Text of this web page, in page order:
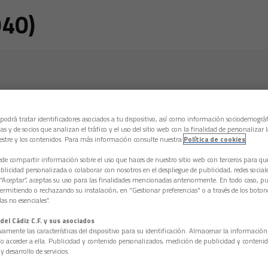
equipos en la categoría donde estaban en la temporada1935/
sorpresa para jugadores, hinchas y directivos, acaba de la
clasificado con honores para el torneo de Campeones y
Gazzo nuevamente como presidente, y un plantel de sólo
entrenador – jugador; Camilo Liz; o Pollito Roldán, entre
se había estado con el fútbol. Si la celebración del
posteriores no lo serán tanto y el ascenso queda
el empate, incluso la derrota por la mínima, pero, el Real
de goles. Es un duro golpe para e cadismo y para Cádiz.
podrá tratar identificadores asociados a tu dispositivo, así como información
y de socios que analizan el tráfico y el uso del sitio web con la finalidad de personalizar
y los contenidos. Para más información consulte nuestra Política de cookies
compartir información sobre el uso que haces de nuestro sitio web con terceros para
personalizada o colaborar con nosotros en el despliegue de publicidad, redes
aceptas su uso para las finalidades mencionadas anteriormente. En todo caso,
o rechazando su instalación, en "Gestionar preferencias" o a través de los
no esenciales”.
Cádiz C.F. y sus asociados
las características del dispositivo para su identificación. Almacenar la
acceder a ella. Publicidad y contenido personalizados, medición de publicidad y
desarrollo de servicios.